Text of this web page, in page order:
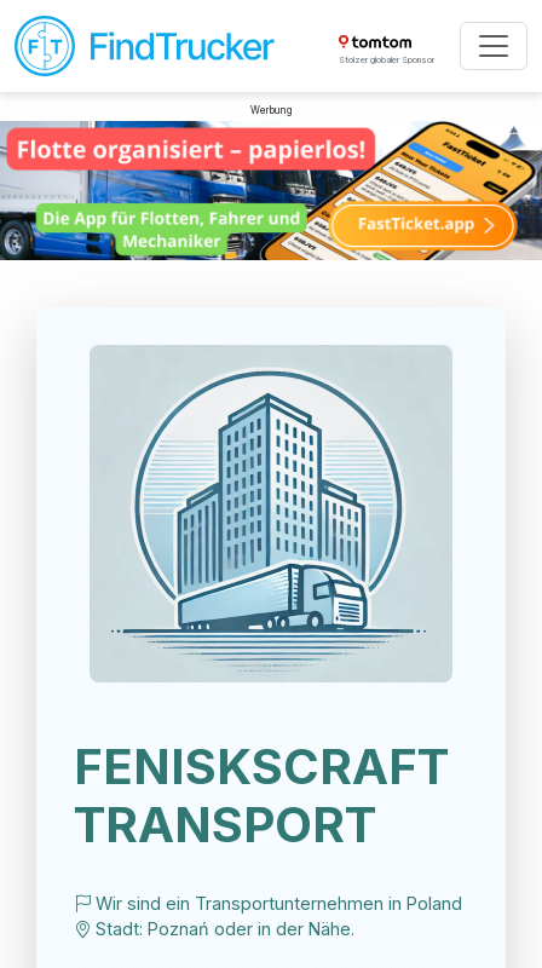
Stolzer globaler Sponsor
Werbung
FENISKSCRAFT
TRANSPORT
Wir sind ein Transportunternehmen in Poland
Stadt: Poznań oder in der Nähe.